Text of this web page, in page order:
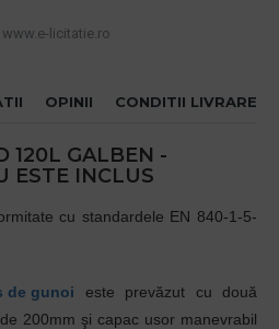
licitatie.ro
OPINII CONDITII LIVRARE
120L GALBEN -
ESTE INCLUS
cu standardele EN 840-1-5-
de gunoi este prevăzut cu două
200mm şi capac usor manevrabil